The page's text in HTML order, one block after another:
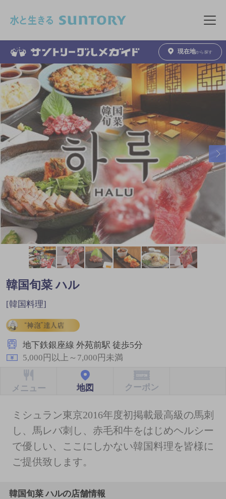
メニュ
現在地から探す
韓国旬菜 ハル
[韓国料理]
地下鉄銀座線 外苑前駅 徒歩5分
5,000円以上～7,000円未満
メニュー 地図 クーポン
ミシュラン東京2016年度初掲載最高級の馬刺
し、馬レバ刺し、赤毛和牛をはじめヘルシー
で優しい、ここにしかない韓国料理を皆様に
ご提供致します。
韓国旬菜 ハルの店舗情報